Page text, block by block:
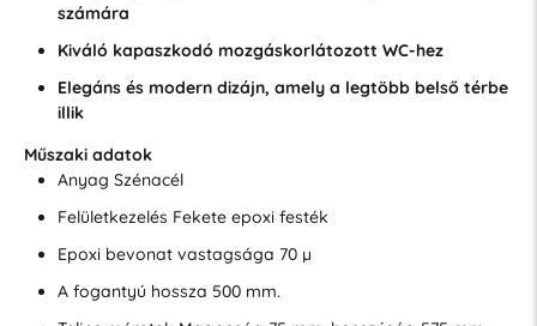
számára
Kiváló kapaszkodó mozgáskorlátozott WC-hez
Elegáns és modern dizájn, amely a legtöbb belső térbe
illik
Műszaki adatok
Anyag Szénacél
Felületkezelés Fekete epoxi festék
Epoxi bevonat vastagsága 70 µ
A fogantyú hossza 500 mm.